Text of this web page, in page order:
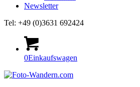
Newsletter
Tel: +49 (0)3631 692424
0Einkaufswagen